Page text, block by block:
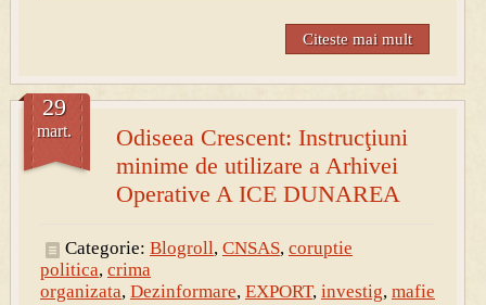
Citeste mai mult
Odiseea Crescent: Instrucţiuni
minime de utilizare a Arhivei
Operative A ICE DUNAREA
29
mart.
Categorie: Blogroll, CNSAS, coruptie
politica, crima
organizata, Dezinformare, EXPORT, investig, mafie